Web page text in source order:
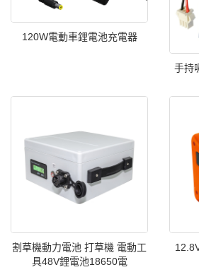
120W電動車鋰電池充電器
手持
割草機動力電池 打草機 電動工
具48V鋰電池18650電